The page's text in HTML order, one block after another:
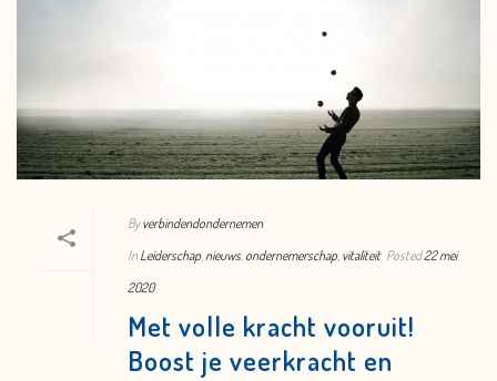
By verbindendondernemen
In Leiderschap, nieuws, ondernemerschap, vitaliteit Posted22 mei
2020
Met volle kracht vooruit!
Boost je veerkracht en